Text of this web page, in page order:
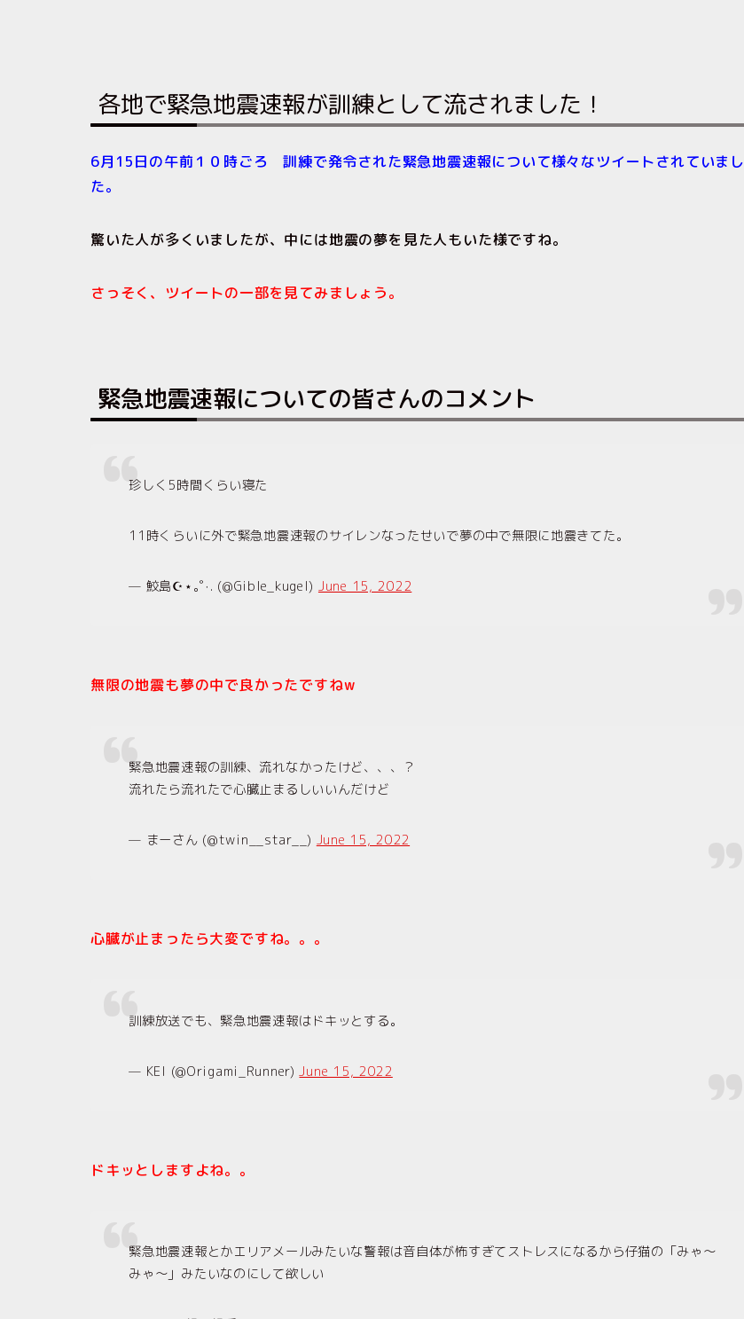
各地で緊急地震速報が訓練として流されました！
6月15日の午前１０時ごろ 訓練で発令された緊急地震速報について様々なツイートされていまし
た。
驚いた人が多くいましたが、中には地震の夢を見た人もいた様ですね。
さっそく、ツイートの一部を見てみましょう。
緊急地震速報についての皆さんのコメント
珍しく5時間くらい寝た
11時くらいに外で緊急地震速報のサイレンなったせいで夢の中で無限に地震きてた。
— 鮫島☪︎⋆｡˚‧. (@Gible_kugel) June 15, 2022
無限の地震も夢の中で良かったですねw
緊急地震速報の訓練、流れなかったけど、、、？
流れたら流れたで心臓止まるしいいんだけど
— まーさん (@twin__star__) June 15, 2022
心臓が止まったら大変ですね。。。
訓練放送でも、緊急地震速報はドキッとする。
— KEI (@Origami_Runner)June 15, 2022
ドキッとしますよね。。
緊急地震速報とかエリアメールみたいな警報は音自体が怖すぎてストレスになるから仔猫の「みゃ〜
みゃ〜︎」みたいなのにして欲しい